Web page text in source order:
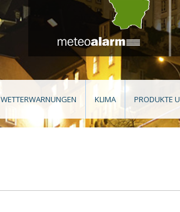
WETTERWARNUNGEN KLIMA PRODUKTE